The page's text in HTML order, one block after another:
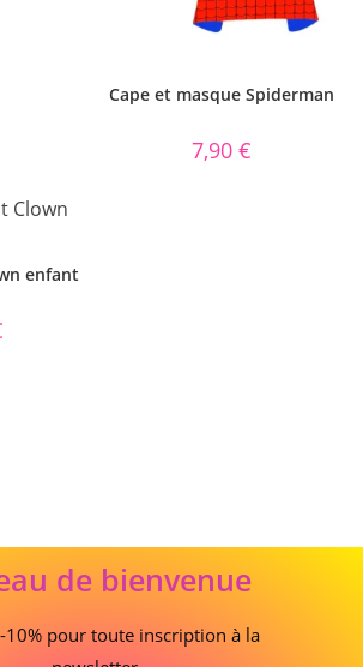
Cape et masque Spiderman
7,90 €
enfant
de bienvenue
-10% pour toute inscription à la